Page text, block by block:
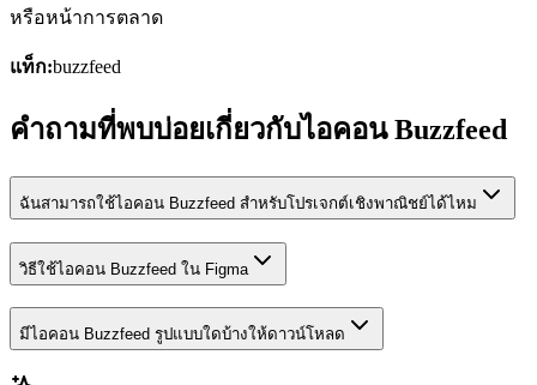
หรือหน้าการตลาด
แท็ก:buzzfeed
คำถามที่พบบ่อยเกี่ยวกับไอคอน Buzzfeed
ฉันสามารถใช้ไอคอน Buzzfeed สำหรับโปรเจกต์เชิงพาณิชย์ได้ไหม
วิธีใช้ไอคอน Buzzfeed ใน Figma
มีไอคอน Buzzfeed รูปแบบใดบ้างให้ดาวน์โหลด